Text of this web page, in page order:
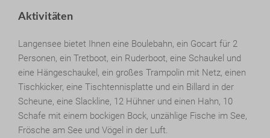
Aktivitäten
Langensee bietet Ihnen eine Boulebahn, ein Gocart für 2
Personen, ein Tretboot, ein Ruderboot, eine Schaukel und
eine Hängeschaukel, ein großes Trampolin mit Netz, einen
Tischkicker, eine Tischtennisplatte und ein Billard in der
Scheune, eine Slackline, 12 Hühner und einen Hahn, 10
Schafe mit einem bockigen Bock, unzählige Fische im See,
Frösche am See und Vögel in der Luft.